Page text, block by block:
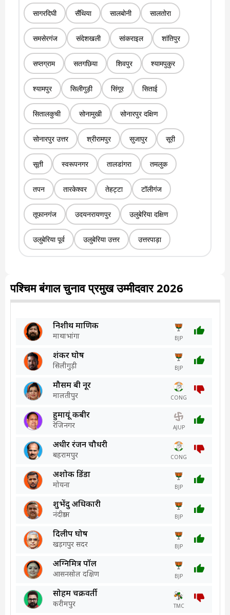
सागरदिघी सैंथिया सालबोनी सालतोरा
समसेरगंज संदेशखली सांकराइल शांतिपुर
सप्तग्राम सतगछिया शिवपुर श्यामपुकुर
श्यामपुर सिलीगुड़ी सिंगूर सिताई
सितालकुची सोनामुखी सोनारपुर दक्षिण
सोनारपुर उत्तर श्रीरामपुर सुजापुर सूरी
सूती स्वरूपनगर तालडांगरा तमलुक
तपन तारकेश्वर तेहट्टा टॉलीगंज
तूफानगंज उदयनरायणपुर उलुबेरिया दक्षिण
उलुबेरिया पूर्व उलुबेरिया उत्तर उत्तरपाड़ा
पश्चिम बंगाल चुनाव प्रमुख उम्मीदवार 2026